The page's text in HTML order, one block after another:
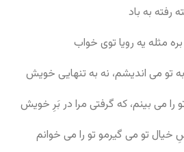
رفته به باد
مثله یه رویا توی خواب
تو می اندیشم، نه به تنهایی خویش
می بینم، که گرفتی مرا در بَرِ خویش
تو می گیرمو تو را می خوانم